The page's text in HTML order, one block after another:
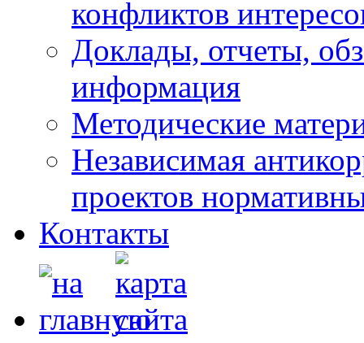
конфликтов
Доклады, отчеты,
информация
Методические
Независимая
проектов
Контакты